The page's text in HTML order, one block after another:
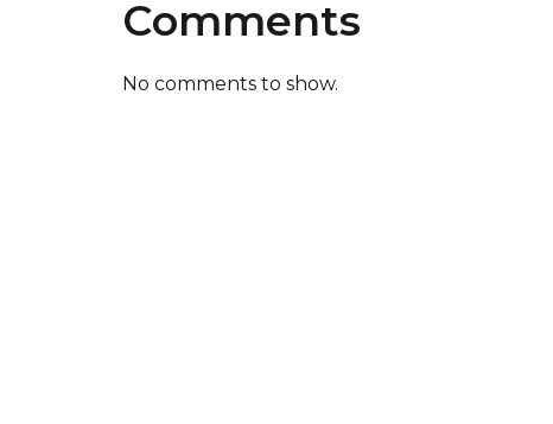
Comments
No comments to show.